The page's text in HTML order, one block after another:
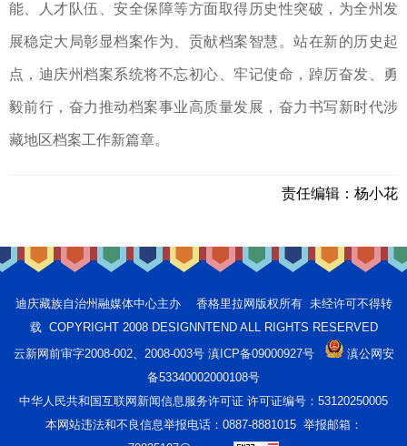
能、人才队伍、安全保障等方面取得历史性突破，为全州发
展稳定大局彰显档案作为、贡献档案智慧。站在新的历史起
点，迪庆州档案系统将不忘初心、牢记使命，踔厉奋发、勇
毅前行，奋力推动档案事业高质量发展，奋力书写新时代涉
藏地区档案工作新篇章。
责任编辑： 杨小花
迪庆藏族自治州融媒体中心主办 香格里拉网版权所有 未经许可不得转
载 COPYRIGHT 2008 DESIGNNTEND ALL RIGHTS RESERVED
云新网前审字2008-002、2008-003号 滇ICP备09000927号
滇公网安
备53340002000108号
中华人民共和国互联网新闻信息服务许可证 许可证编号：53120250005
本网站违法和不良信息举报电话：0887-8881015 举报邮箱：